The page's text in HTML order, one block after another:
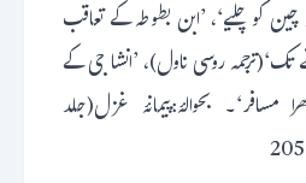
کو چلیے‘، ’ابن بطوطہ کے تعاقب
روسی ناول)، ’انشا جی کے
بحوالۂ:پیمانۂ غزل(جلد